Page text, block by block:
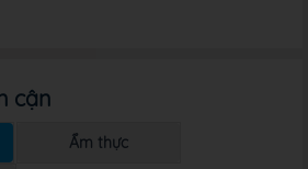
cận
Ẩm thực